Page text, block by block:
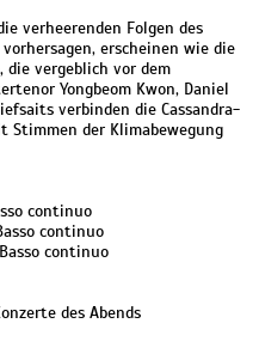
verheerenden Folgen des
erscheinen wie die
die vergeblich vor dem
Yongbeom Kwon, Daniel
verbinden die Cassandra-
Stimmen der Klimabewegung
continuo
continuo
continuo
des Abends